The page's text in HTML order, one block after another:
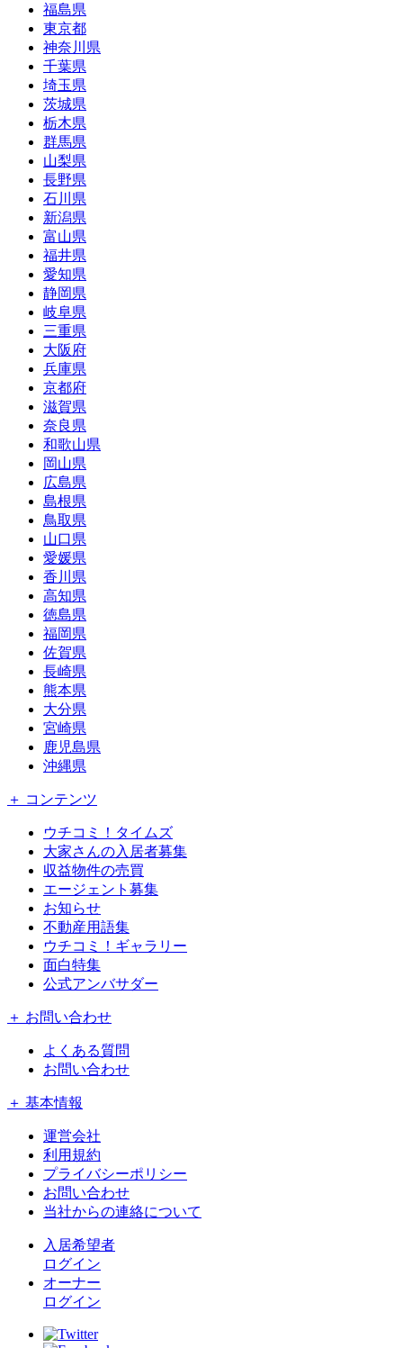
福島県
東京都
神奈川県
千葉県
埼玉県
茨城県
栃木県
群馬県
山梨県
長野県
石川県
新潟県
富山県
福井県
愛知県
静岡県
岐阜県
三重県
大阪府
兵庫県
京都府
滋賀県
奈良県
和歌山県
岡山県
広島県
島根県
鳥取県
山口県
愛媛県
香川県
高知県
徳島県
福岡県
佐賀県
長崎県
熊本県
大分県
宮崎県
鹿児島県
沖縄県
＋ コンテンツ
ウチコミ！タイムズ
大家さんの入居者募集
収益物件の売買
エージェント募集
お知らせ
不動産用語集
ウチコミ！ギャラリー
面白特集
公式アンバサダー
＋ お問い合わせ
よくある質問
お問い合わせ
＋ 基本情報
運営会社
利用規約
プライバシーポリシー
お問い合わせ
当社からの連絡について
入居希望者
ログイン
オーナー
ログイン